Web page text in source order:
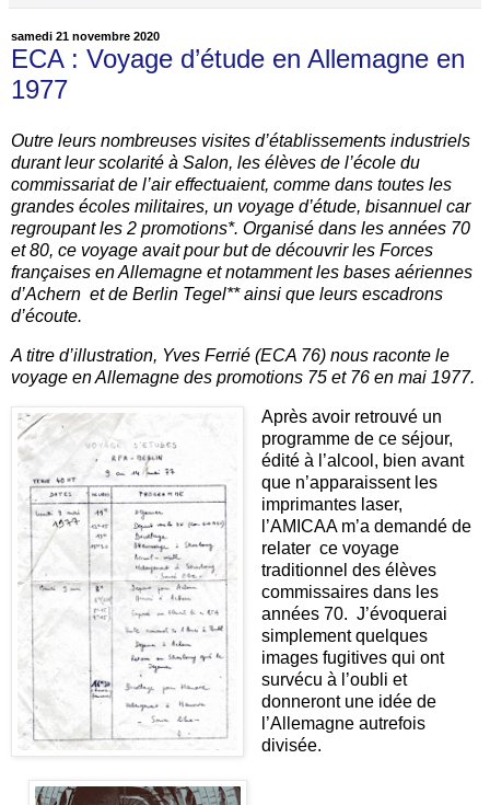
samedi 21 novembre 2020
ECA : Voyage d’étude en Allemagne en
1977
Outre leurs nombreuses visites d’établissements industriels
durant leur scolarité à Salon, les élèves de l’école du
commissariat de l’air effectuaient, comme dans toutes les
grandes écoles militaires, un voyage d’étude, bisannuel car
regroupant les 2 promotions*. Organisé dans les années 70
et 80, ce voyage avait pour but de découvrir les Forces
françaises en Allemagne et notamment les bases aériennes
d’Achern et de Berlin Tegel** ainsi que leurs escadrons
d’écoute.
A titre d’illustration, Yves Ferrié (ECA 76) nous raconte le
voyage en Allemagne des promotions 75 et 76 en mai 1977.
Après avoir retrouvé un
programme de ce séjour,
édité à l’alcool, bien avant
que n’apparaissent les
imprimantes laser,
l’AMICAA m’a demandé de
relater ce voyage
traditionnel des élèves
commissaires dans les
années 70. J’évoquerai
simplement quelques
images fugitives qui ont
survécu à l’oubli et
donneront une idée de
l’Allemagne autrefois
divisée.